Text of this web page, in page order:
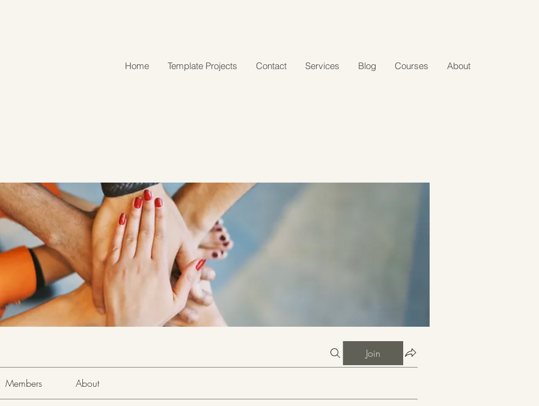
Home Template Projects Contact Services Blog Courses About
Join
Members About